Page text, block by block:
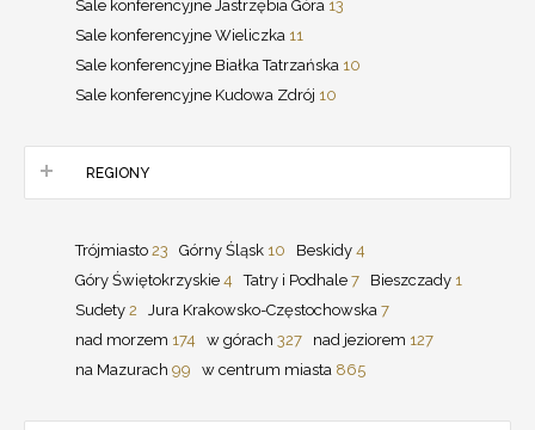
Sale konferencyjne Jastrzębia Góra 13
Sale konferencyjne Wieliczka 11
Sale konferencyjne Białka Tatrzańska 10
Sale konferencyjne Kudowa Zdrój 10
REGIONY
Trójmiasto 23 Górny Śląsk 10 Beskidy 4
Góry Świętokrzyskie 4 Tatry i Podhale 7 Bieszczady 1
Sudety 2 Jura Krakowsko-Częstochowska 7
nad morzem 174 w górach 327 nad jeziorem 127
na Mazurach 99 w centrum miasta 865